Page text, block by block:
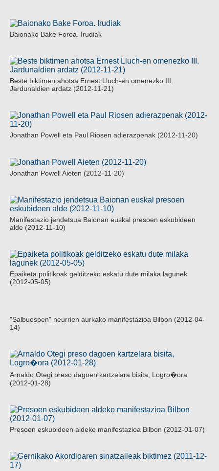
Baionako Bake Foroa. Irudiak
Beste biktimen ahotsa Ernest Lluch-en omenezko III.
Jardunaldien ardatz (2012-11-21)
Jonathan Powell eta Paul Riosen adierazpenak (2012-11-20)
Jonathan Powell Aieten (2012-11-20)
Manifestazio jendetsua Baionan euskal presoen eskubideen
alde (2012-11-10)
Epaiketa politikoak gelditzeko eskatu dute milaka lagunek
(2012-05-05)
"Salbuespen" neurrien aurkako manifestazioa Bilbon (2012-04-
14)
Arnaldo Otegi preso dagoen kartzelara bisita, Logro�ora
(2012-01-28)
Presoen eskubideen aldeko manifestazioa Bilbon (2012-01-07)